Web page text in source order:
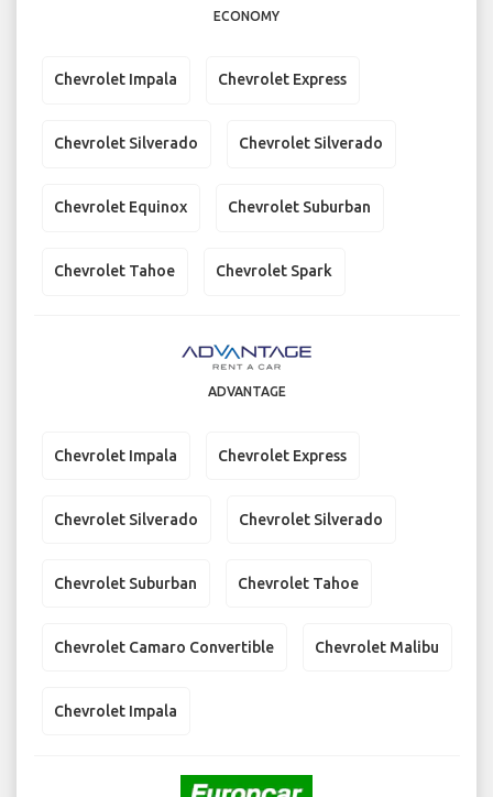
ECONOMY
Chevrolet Impala Chevrolet Express
Chevrolet Silverado Chevrolet Silverado
Chevrolet Equinox Chevrolet Suburban
Chevrolet Tahoe Chevrolet Spark
ADVANTAGE
Chevrolet Impala Chevrolet Express
Chevrolet Silverado Chevrolet Silverado
Chevrolet Suburban Chevrolet Tahoe
Chevrolet Camaro Convertible Chevrolet Malibu
Chevrolet Impala